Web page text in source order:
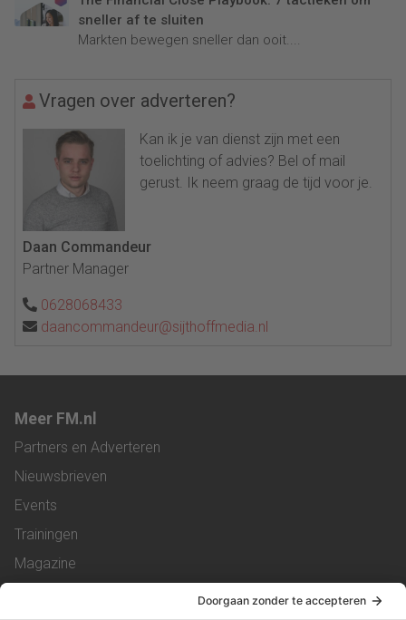
sneller af te sluiten
Markten bewegen sneller dan ooit....
Vragen over adverteren?
Kan ik je van dienst zijn met een
toelichting of advies? Bel of mail
gerust. Ik neem graag de tijd voor je.
Daan Commandeur
Partner Manager
0628068433
daancommandeur@sijthoffmedia.nl
Meer FM.nl
Partners en Adverteren
Nieuwsbrieven
Events
Trainingen
Magazine